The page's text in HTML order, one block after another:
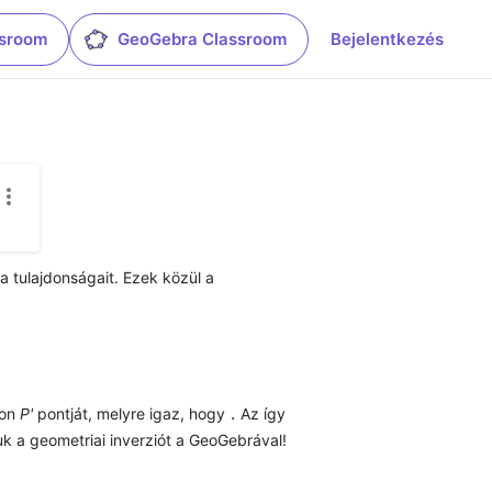
GeoGebra Classroom Bejelentkezés
tulajdonságait. Ezek közül a
P' pontját, melyre igaz, hogy . Az így
a geometriai inverziót a GeoGebrával!